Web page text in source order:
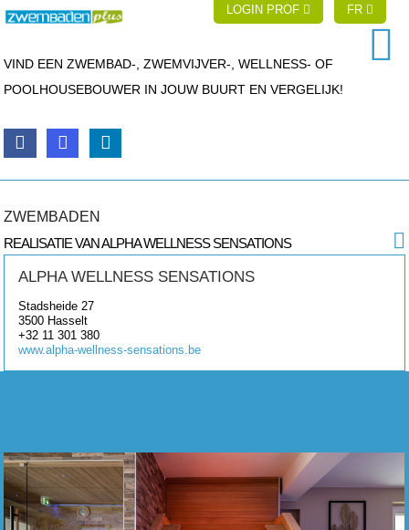
LOGIN PROF FR
VIND EEN ZWEMBAD-, ZWEMVIJVER-, WELLNESS- OF
POOLHOUSEBOUWER IN JOUW BUURT EN VERGELIJK!
ZWEMBADEN
REALISATIE VAN ALPHA WELLNESS SENSATIONS
ALPHA WELLNESS SENSATIONS
Stadsheide 27
3500 Hasselt
+32 11 301 380
www.alpha-wellness-sensations.be